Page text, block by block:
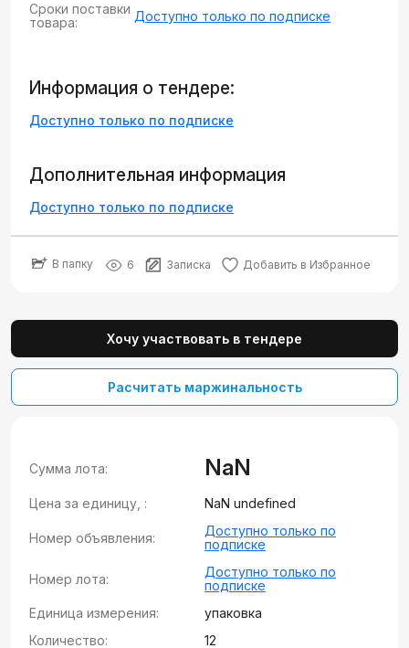
Сроки поставки
товара:
Доступно только по подписке
Информация о тендере:
Доступно только по подписке
Дополнительная информация
Доступно только по подписке
В папку 6 Записка Добавить в Избранное
Хочу участвовать в тендере
Расчитать маржинальность
Сумма лота: NaN
Цена за единицу, : NaN undefined
Номер объявления:
Доступно только по
подписке
Номер лота:
Доступно только по
подписке
Единица измерения:
упаковка
Количество:
12